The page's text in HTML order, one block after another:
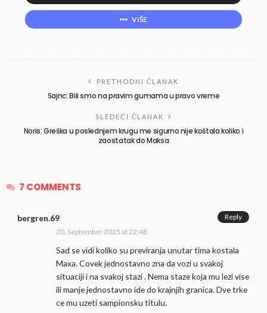
VIŠE
PRETHODNI ČLANAK
Sajnc: Bili smo na pravim gumama u pravo vreme
SLEDEĆI ČLANAK
Noris: Greška u poslednjem krugu me sigurno nije koštala koliko i
zaostatak do Maksa
7 COMMENTS
bergren.69
20, September 2025 at 22:48
Sad se vidi koliko su previranja unutar tima kostala
Maxa. Covek jednostavno zna da vozi u svakoj
situaciji i na svakoj stazi . Nema staze koja mu lezi vise
ili manje jednostavno ide do krajnjih granica. Dve trke
ce mu uzeti sampionsku titulu.
Reply